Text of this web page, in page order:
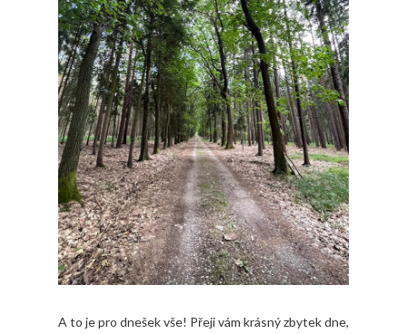
A to je pro dnešek vše! Přeji vám krásný zbytek dne,